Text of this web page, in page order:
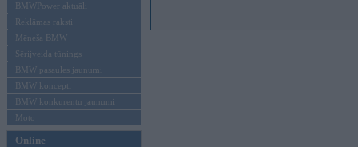
BMWPower aktuāli
Reklāmas raksti
Mēneša BMW
Sērijveida tūnings
BMW pasaules jaunumi
BMW koncepti
BMW konkurentu jaunumi
Moto
Online